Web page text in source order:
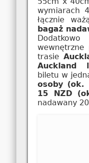
wymiarach
łącznie
bagaż
wewnętrzne
trasie
Auckland
biletu w
osoby (ok.
15 NZD
nadawany